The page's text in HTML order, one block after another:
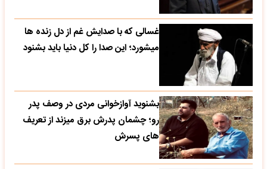
غسالی که با صدایش غم از دل زنده ها
میشورد؛ این صدا را کل دنیا باید بشنود
بشنوید آوازخوانی مردی در وصف پدر
رو؛ چشمان پدرش برق میزند از تعریف
های پسرش